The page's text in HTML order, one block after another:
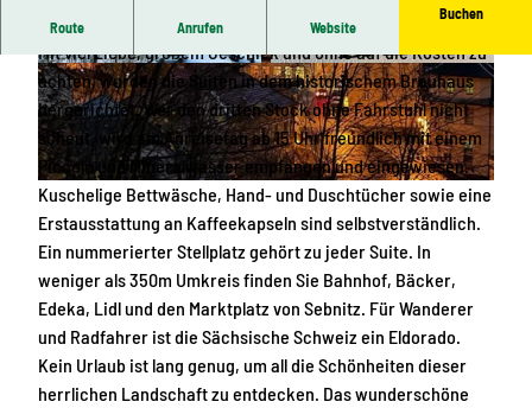
© Jochen Kaber |CC-BY-SA
© Jochen Kaber |CC-BY-SA © Jochen Kaber |CC-BY-SA
Route Anrufen Website
Buchen
Wer nach einer Wohlfühloase sucht, sollte weiterlesen.
Mit viel Liebe, großem Geschick und ohne auf die Kosten zu
achten, wurden die Suiten in dem historischem Brauhaus
hergerichtet. Wer den dritten Stock ohne Fahrstuhl nicht
scheut, wird am Anreisetag ab 15 Uhr freundlich mit einem
Piccolo und Mineralwasser empfangen und eingewiesen.
Kuschelige Bettwäsche, Hand- und Duschtücher sowie eine
Erstausstattung an Kaffeekapseln sind selbstverständlich.
Ein nummerierter Stellplatz gehört zu jeder Suite. In
weniger als 350m Umkreis finden Sie Bahnhof, Bäcker,
Edeka, Lidl und den Marktplatz von Sebnitz. Für Wanderer
und Radfahrer ist die Sächsische Schweiz ein Eldorado.
Kein Urlaub ist lang genug, um all die Schönheiten dieser
herrlichen Landschaft zu entdecken. Das wunderschöne